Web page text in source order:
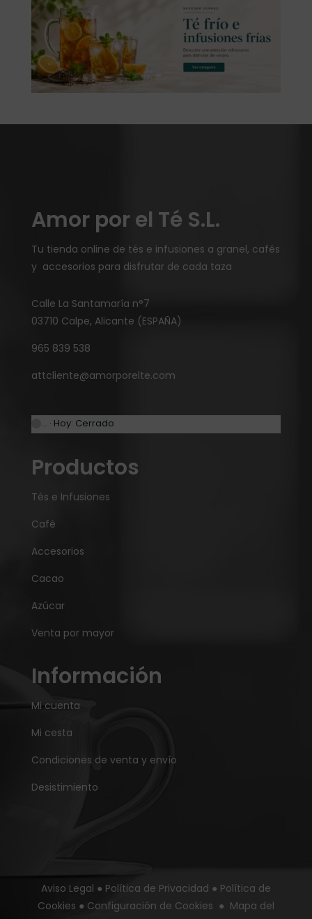
Amor por el Té S.L.
Tu tienda online de tés e infusiones a granel, cafés
y accesorios para disfrutar de cada taza
Calle La Santamaría n°7
03710 Calpe, Alicante (ESPAÑA)
965 839 538
attcliente@amorporelte.com
… · Hoy: Cerrado
Productos
Tés e Infusiones
Café
Accesorios
Cacao
Azúcar
Venta por mayor
Información
Mi cuenta
Mi cesta
Condiciones de venta y envío
Desistimiento
Aviso Legal ● Política de Privacidad ● Política de
Cookies ● Configuración de Cookies ● Mapa del